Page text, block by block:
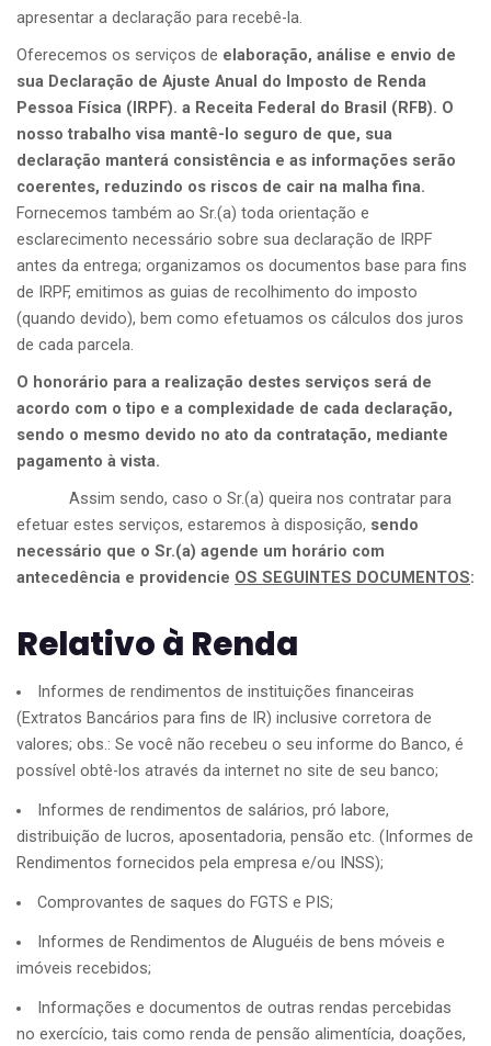
apresentar a declaração para recebê-la.
Oferecemos os serviços de elaboração, análise e envio de
sua Declaração de Ajuste Anual do Imposto de Renda
Pessoa Física (IRPF). a Receita Federal do Brasil (RFB). O
nosso trabalho visa mantê-lo seguro de que, sua
declaração manterá consistência e as informações serão
coerentes, reduzindo os riscos de cair na malha fina.
Fornecemos também ao Sr.(a) toda orientação e
esclarecimento necessário sobre sua declaração de IRPF
antes da entrega; organizamos os documentos base para fins
de IRPF, emitimos as guias de recolhimento do imposto
(quando devido), bem como efetuamos os cálculos dos juros
de cada parcela.
O honorário para a realização destes serviços será de
acordo com o tipo e a complexidade de cada declaração,
sendo o mesmo devido no ato da contratação, mediante
pagamento à vista.
Assim sendo, caso o Sr.(a) queira nos contratar para
efetuar estes serviços, estaremos à disposição, sendo
necessário que o Sr.(a) agende um horário com
antecedência e providencie OS SEGUINTES DOCUMENTOS:
Relativo à Renda
Informes de rendimentos de instituições financeiras
(Extratos Bancários para fins de IR) inclusive corretora de
valores; obs.: Se você não recebeu o seu informe do Banco, é
possível obtê-los através da internet no site de seu banco;
Informes de rendimentos de salários, pró labore,
distribuição de lucros, aposentadoria, pensão etc. (Informes de
Rendimentos fornecidos pela empresa e/ou INSS);
Comprovantes de saques do FGTS e PIS;
Informes de Rendimentos de Aluguéis de bens móveis e
imóveis recebidos;
Informações e documentos de outras rendas percebidas
no exercício, tais como renda de pensão alimentícia, doações,